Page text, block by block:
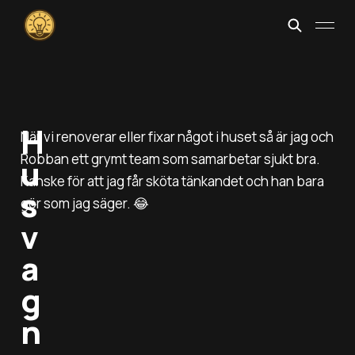
När vi renoverar eller fixar något i huset så är jag och
Robban ett grymt team som samarbetar sjukt bra.
Kanske för att jag får sköta tänkandet och han bara
gör som jag säger. 😂
H
u
s
v
a
g
n